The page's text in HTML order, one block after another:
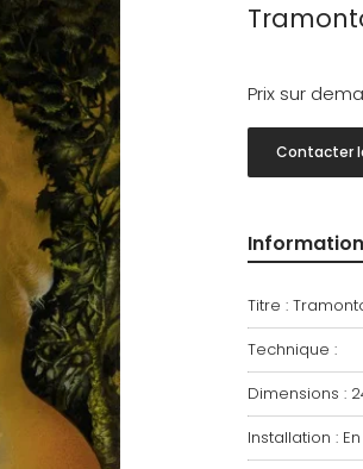
Prix sur
Contacter
Titre :
Technique :
Dimensions :
Installation :